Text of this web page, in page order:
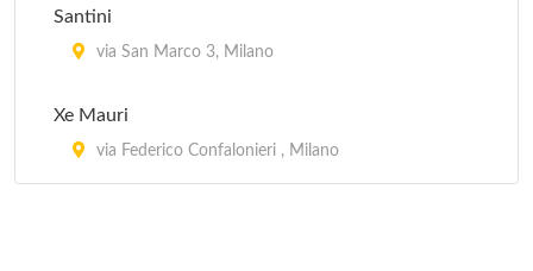
Da Costantino
Santini
via San Marco 3, Milano
Xe Mauri
via Federico Confalonieri , Milano